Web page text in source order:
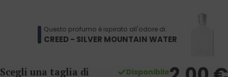
Questo profumo è ispirato all'odore di:
CREED - SILVER MOUNTAIN WATER
Scegli una taglia di
Disponibile